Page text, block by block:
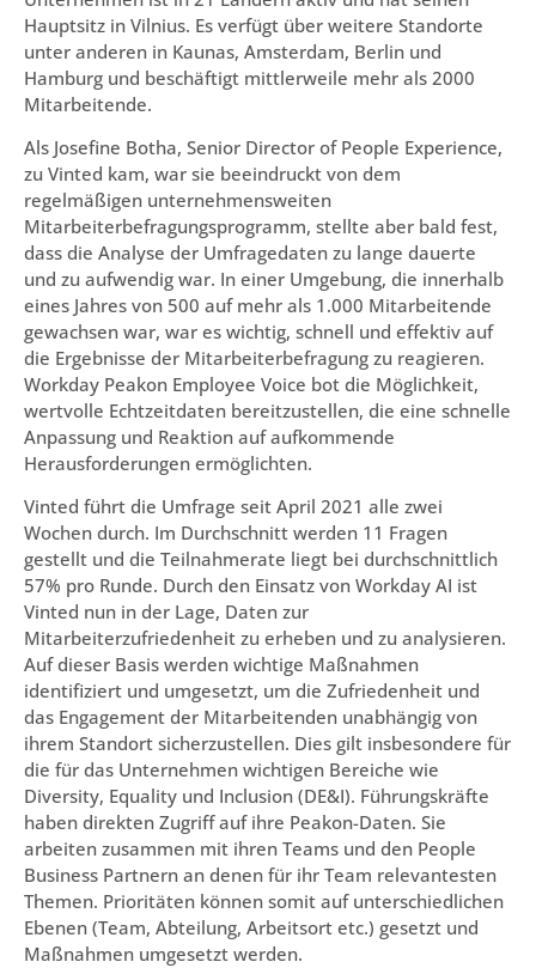
Hauptsitz in Vilnius. Es verfügt über weitere Standorte
unter anderen in Kaunas, Amsterdam, Berlin und
Hamburg und beschäftigt mittlerweile mehr als 2000
Mitarbeitende.
Als Josefine Botha, Senior Director of People Experience,
zu Vinted kam, war sie beeindruckt von dem
regelmäßigen unternehmensweiten
Mitarbeiterbefragungsprogramm, stellte aber bald fest,
dass die Analyse der Umfragedaten zu lange dauerte
und zu aufwendig war. In einer Umgebung, die innerhalb
eines Jahres von 500 auf mehr als 1.000 Mitarbeitende
gewachsen war, war es wichtig, schnell und effektiv auf
die Ergebnisse der Mitarbeiterbefragung zu reagieren.
Workday Peakon Employee Voice bot die Möglichkeit,
wertvolle Echtzeitdaten bereitzustellen, die eine schnelle
Anpassung und Reaktion auf aufkommende
Herausforderungen ermöglichten.
Vinted führt die Umfrage seit April 2021 alle zwei
Wochen durch. Im Durchschnitt werden 11 Fragen
gestellt und die Teilnahmerate liegt bei durchschnittlich
57% pro Runde. Durch den Einsatz von Workday AI ist
Vinted nun in der Lage, Daten zur
Mitarbeiterzufriedenheit zu erheben und zu analysieren.
Auf dieser Basis werden wichtige Maßnahmen
identifiziert und umgesetzt, um die Zufriedenheit und
das Engagement der Mitarbeitenden unabhängig von
ihrem Standort sicherzustellen. Dies gilt insbesondere für
die für das Unternehmen wichtigen Bereiche wie
Diversity, Equality und Inclusion (DE&I). Führungskräfte
haben direkten Zugriff auf ihre Peakon-Daten. Sie
arbeiten zusammen mit ihren Teams und den People
Business Partnern an denen für ihr Team relevantesten
Themen. Prioritäten können somit auf unterschiedlichen
Ebenen (Team, Abteilung, Arbeitsort etc.) gesetzt und
Maßnahmen umgesetzt werden.